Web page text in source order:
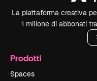
La piattaforma creativa
1 milione di abbonati
Prodotti
Spaces